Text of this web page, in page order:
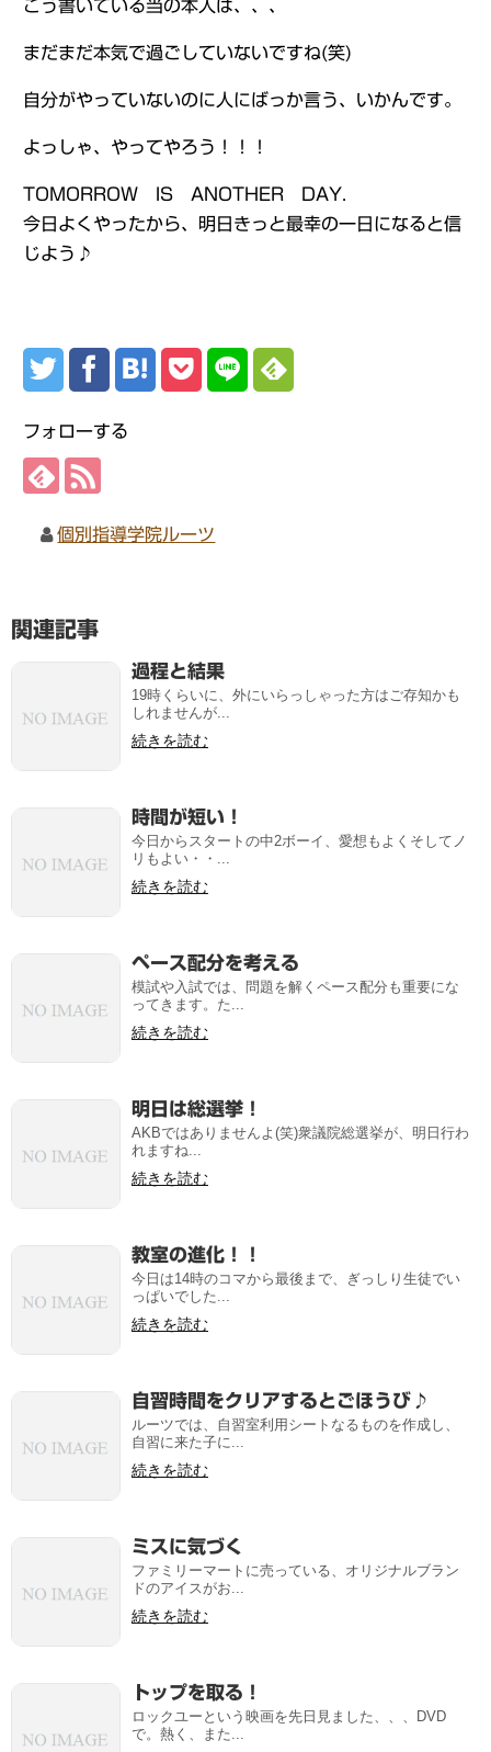
こう書いている当の本人は、、、
まだまだ本気で過ごしていないですね(笑)
自分がやっていないのに人にばっか言う、いかんです。
よっしゃ、やってやろう！！！
TOMORROW IS ANOTHER DAY.
今日よくやったから、明日きっと最幸の一日になると信
じよう♪
フォローする
個別指導学院ルーツ
関連記事
過程と結果
19時くらいに、外にいらっしゃった方はご存知かも
しれませんが...
続きを読む
時間が短い！
今日からスタートの中2ボーイ、愛想もよくそしてノ
リもよい・・...
続きを読む
ペース配分を考える
模試や入試では、問題を解くペース配分も重要にな
ってきます。た...
続きを読む
明日は総選挙！
AKBではありませんよ(笑)衆議院総選挙が、明日行わ
れますね...
続きを読む
教室の進化！！
今日は14時のコマから最後まで、ぎっしり生徒でい
っぱいでした...
続きを読む
自習時間をクリアするとごほうび♪
ルーツでは、自習室利用シートなるものを作成し、
自習に来た子に...
続きを読む
ミスに気づく
ファミリーマートに売っている、オリジナルブラン
ドのアイスがお...
続きを読む
トップを取る！
ロックユーという映画を先日見ました、、、DVD
で。熱く、また...